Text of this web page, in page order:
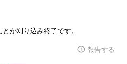
か刈り込み終了です。
報告する